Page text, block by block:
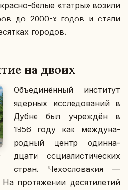
белые «татры» возили
до 2000-х годов и стали
го­ро­дов.
на двоих
Объ­еди­нён­ный ин­сти­тут
ядер­ных ис­сле­до­ва­ний в
Дубне был учре­ждён в
1956 году как меж­ду­на­
род­ный центр один­на­
дца­ти со­ци­а­ли­сти­че­ских
стран. Че­хо­сло­ва­кия —
про­тя­же­нии де­ся­ти­ле­тий